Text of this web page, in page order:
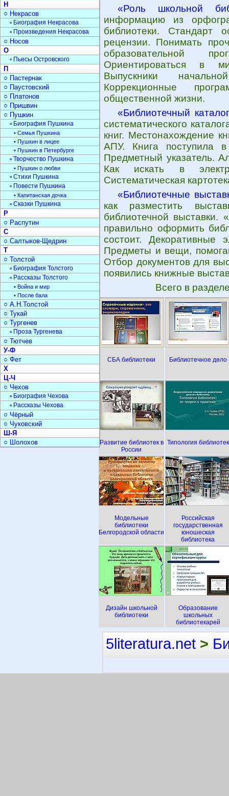
«Роль школьной
информацию из
библиотеки. Стандарт
рецензии. Понимать
образовательной
Ориентироваться в
Выпускники
Коррекционные
общественной жизни.
«Библиотечный
систематического
книг. Местонахождение
АПУ. Книга поступила
Предметный указатель.
Как искать в
Систематическая
«Библиотечные
как разместить
библиотечной выставки.
правильно оформить
состоит. Декоративные
Предметы и вещи,
Отбор документов для
появились книжные
Всего в
СБА библиотеки Библиотечное дело
Развитие библиотек в
России
Типология библиотек
Модельные
библиотеки
Белгородской области
Российская
государственная
юношеская
библиотека
Дизайн школьной
библиотеки
Образование
школьных
библиотекарей
Н
○ Некрасов
▫ Биография Некрасова
▫ Произведения Некрасова
○ Носов
О
▫ Пьесы Островского
П
○ Пастернак
○ Паустовский
○ Платонов
○ Пришвин
○ Пушкин
▫ Биография Пушкина
• Семья Пушкина
• Пушкин в лицее
• Пушкин в Петербурге
▫ Творчество Пушкина
• Пушкин о любви
▫ Стихи Пушкина
▫ Повести Пушкина
• Капитанская дочка
▫ Сказки Пушкина
Р
○ Распутин
С
○ Салтыков-Щедрин
Т
○ Толстой
▫ Биография Толстого
▫ Рассказы Толстого
• Война и мир
• После бала
○ А.Н.Толстой
○ Тукай
○ Тургенев
▫ Проза Тургенева
○ Тютчев
У-Ф
○ Фет
Х
Ц-Ч
○ Чехов
▫ Биография Чехова
▫ Рассказы Чехова
○ Чёрный
○ Чуковский
Ш-Я
○ Шолохов
5literatura.net >